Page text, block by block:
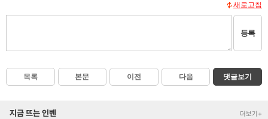
새로고침
등록
목록 본문 이전 다음 댓글보기
지금 뜨는 인벤 더보기+